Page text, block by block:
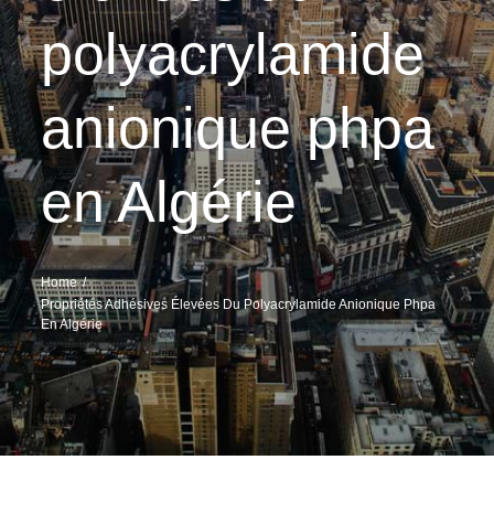
polyacrylamide
anionique phpa
en Algérie
Home
Propriétés Adhésives Élevées Du Polyacrylamide Anionique Phpa
En Algérie